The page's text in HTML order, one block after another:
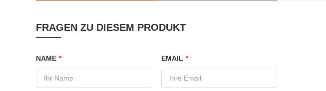
FRAGEN ZU DIESEM PRODUKT
NAME * EMAIL *